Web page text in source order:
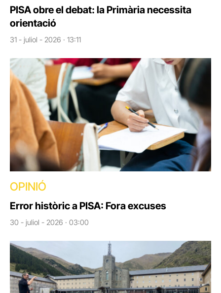
PISA obre el debat: la Primària necessita
orientació
31 - juliol - 2026 · 13:11
OPINIÓ
Error històric a PISA: Fora excuses
30 - juliol - 2026 · 03:00